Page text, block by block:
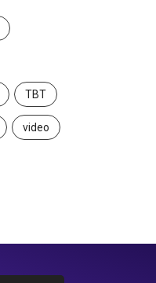
TBT
video